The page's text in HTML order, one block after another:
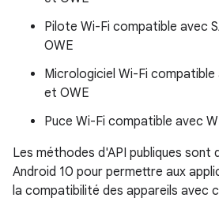
Pilote Wi-Fi compatible avec
OWE
Micrologiciel Wi-Fi compatible
et OWE
Puce Wi-Fi compatible avec
Les méthodes d'API publiques sont
Android 10 pour permettre aux
la compatibilité des appareils avec